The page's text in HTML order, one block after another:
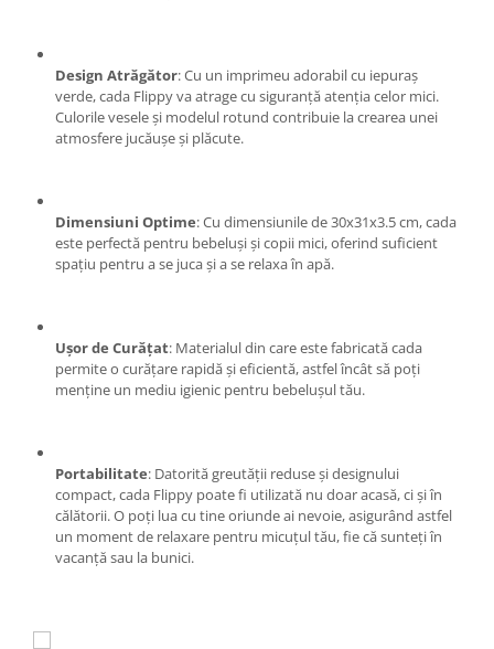
Conectori/doze
Corpuri de iluminat
Lampi solare
Lanterne
Proiectoare & lampi de lucru
Veioze si Lampi
Cantarire
Aparate de spalat cu presiune si
accesorii
Accesorii aparatele de spalat cu
Aparate de spalat cu presiune
Instalatii sanitare
Articole si accesorii pentru baie
Baterii baie
Baterii bucatarie
Baterii electrice
Design Atrăgător: Cu un imprimeu adorabil cu iepuraș
verde, cada Flippy va atrage cu siguranță atenția celor mici.
Culorile vesele și modelul rotund contribuie la crearea unei
atmosfere jucăușe și plăcute.
Dimensiuni Optime: Cu dimensiunile de 30x31x3.5 cm, cada
este perfectă pentru bebeluși și copii mici, oferind suficient
spațiu pentru a se juca și a se relaxa în apă.
Ușor de Curățat: Materialul din care este fabricată cada
permite o curățare rapidă și eficientă, astfel încât să poți
menține un mediu igienic pentru bebelușul tău.
Portabilitate: Datorită greutății reduse și designului
compact, cada Flippy poate fi utilizată nu doar acasă, ci și în
călătorii. O poți lua cu tine oriunde ai nevoie, asigurând astfel
un moment de relaxare pentru micuțul tău, fie că sunteți în
vacanță sau la bunici.